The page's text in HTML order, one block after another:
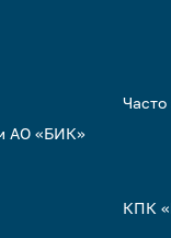
АО «БИК»
КПК